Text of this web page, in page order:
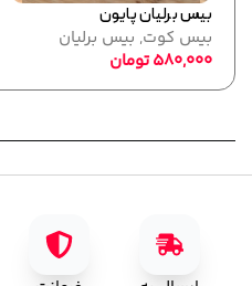
بیس برلیان پایون
بیس کوت, بیس برلیان
580,000تومان